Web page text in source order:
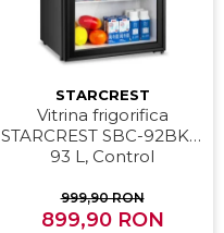
STARCREST
Vitrina frigorifica
STARCREST SBC-92BKE,
93 L, Control
H 83.2 cm, Negru
999,90 RON
899,90 RON